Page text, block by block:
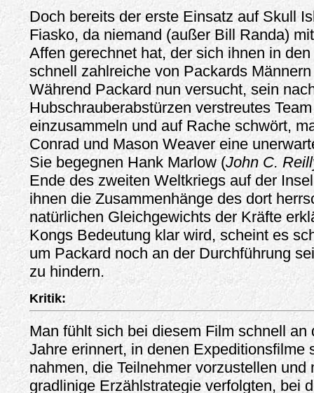
Doch bereits der erste Einsatz auf Skull
Fiasko, da niemand (außer Bill Randa)
Affen gerechnet hat, der sich ihnen in
schnell zahlreiche von Packards
Während Packard nun versucht, sein
Hubschrauberabstürzen verstreutes
einzusammeln und auf Rache schwört,
Conrad und Mason Weaver eine
Sie begegnen Hank Marlow (John C.
Ende des zweiten Weltkriegs auf der
ihnen die Zusammenhänge des dort
natürlichen Gleichgewichts der Kräfte
Kongs Bedeutung klar wird, scheint es
um Packard noch an der Durchführung
zu hindern.
Kritik:
Man fühlt sich bei diesem Film schnell an
Jahre erinnert, in denen Expeditionsfilme
nahmen, die Teilnehmer vorzustellen und
gradlinige Erzählstrategie verfolgten, bei